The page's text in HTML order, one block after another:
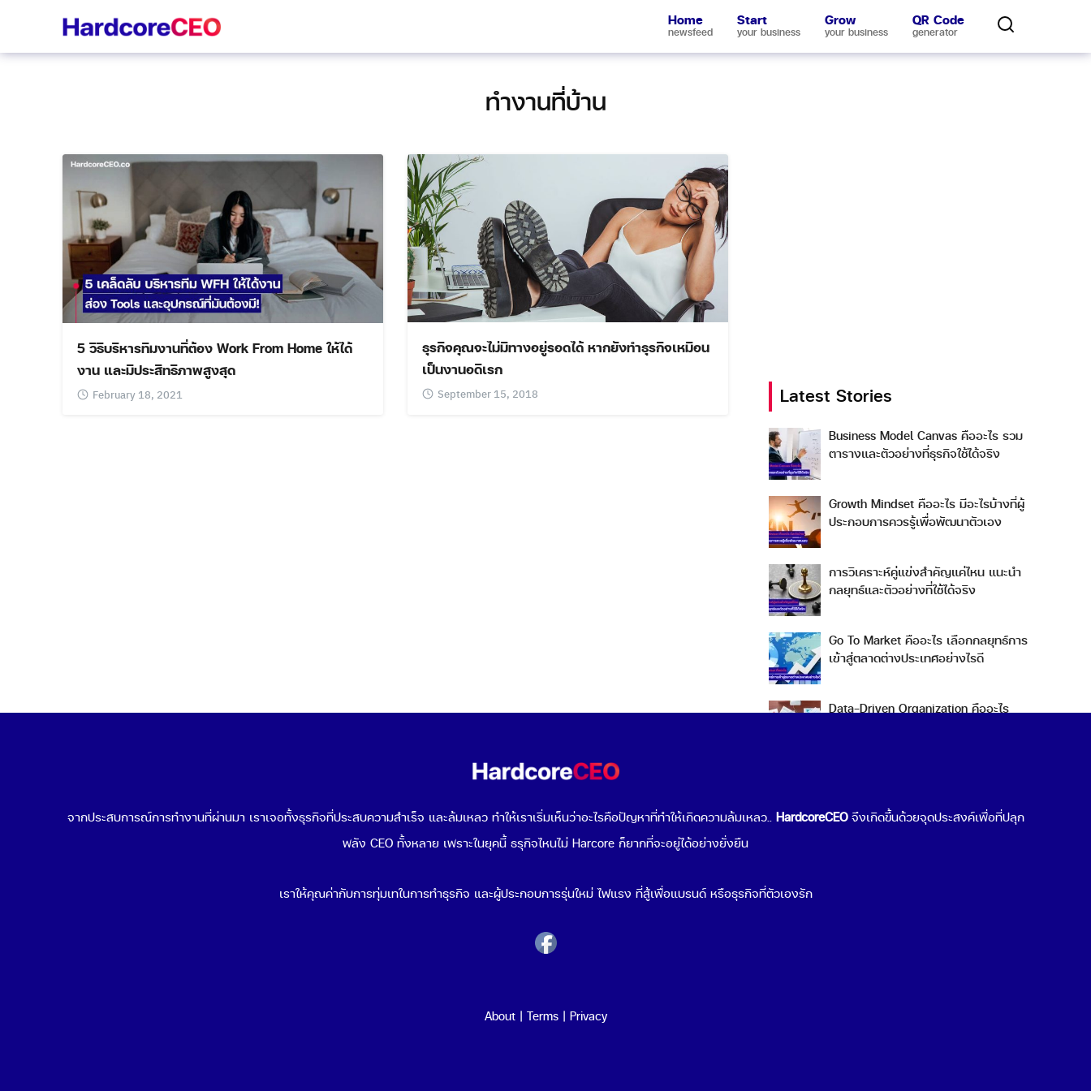
content
Home
newsfeed
Start
your business
Grow
your business
QR Code
generator
ทำงานที่บ้าน
5 วิธีบริหารทีมงานที่ต้อง Work From Home ให้ได้
งาน และมีประสิทธิภาพสูงสุด
February 18, 2021
ธุรกิจคุณจะไม่มีทางอยู่รอดได้ หากยังทำธุรกิจเหมือน
เป็นงานอดิเรก
September 15, 2018 Latest Stories
Business Model Canvas คืออะไร รวม
ตารางและตัวอย่างที่ธุรกิจใช้ได้จริง
Growth Mindset คืออะไร มีอะไรบ้างที่ผู้
ประกอบการควรรู้เพื่อพัฒนาตัวเอง
การวิเคราะห์คู่แข่งสำคัญแค่ไหน แนะนำ
กลยุทธ์และตัวอย่างที่ใช้ได้จริง
Go To Market คืออะไร เลือกกลยุทธ์การ
เข้าสู่ตลาดต่างประเทศอย่างไรดี
Data-Driven Organization คืออะไร
Cloud Computing คืออะไร
จากประสบการณ์การทำงานที่ผ่านมา เราเจอทั้งธุรกิจที่ประสบความสำเร็จ และล้มเหลว ทำให้เราเริ่มเห็นว่าอะไรคือปัญหาที่ทำให้เกิดความล้มเหลว.. HardcoreCEOจึงเกิดขึ้นด้วยจุดประสงค์เพื่อที่ปลุก
พลัง CEO ทั้งหลาย เพราะในยุคนี้ ธรุกิจไหนไม่ Harcore ก็ยากที่จะอยู่ได้อย่างยั่งยืน
เราให้คุณค่ากับการทุ่มเทในการทำธุรกิจ และผู้ประกอบการรุ่นใหม่ ไฟแรง ที่สู้เพื่อแบรนด์ หรือธุรกิจที่ตัวเองรัก
About| Terms| Privacy